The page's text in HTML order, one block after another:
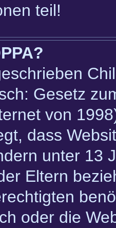
teil!
Gesetz
von
dass
unter 13
Eltern
oder die